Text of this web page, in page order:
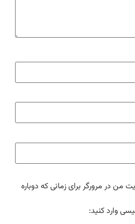
من در مرورگر برای زمانی که دوباره
وارد کنید: